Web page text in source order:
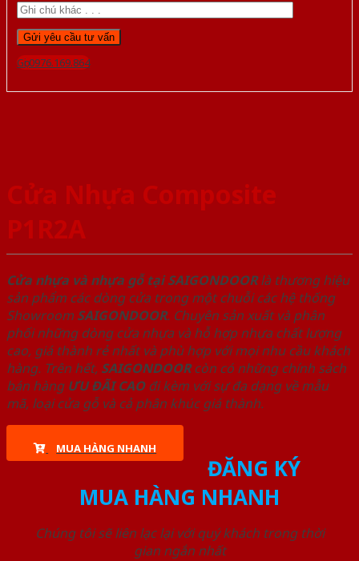
Gọi 0976.169.864
Cửa Nhựa Composite
P1R2A
Cửa nhựa và nhựa gỗ tại SAIGONDOORlà thương hiệu
sản phẩm các dòng cửa trong một chuỗi các hệ thống
Showroom SAIGONDOOR. Chuyên sản xuất và phân
phối những dòng cửa nhựa và hỗ hợp nhựa chất lượng
cao, giá thành rẻ nhất và phù hợp với mọi nhu cầu khách
hàng. Trên hết, SAIGONDOORcòn có những chính sách
bán hàng ƯU ĐÃI CAOđi kèm với sự đa dạng về mẫu
mã, loại cửa gỗ và cả phân khúc giá thành.
MUA HÀNG NHANH
ĐĂNG KÝ
MUA HÀNG NHANH
Chúng tôi sẽ liên lạc lại với quý khách trong thời
gian ngắn nhất